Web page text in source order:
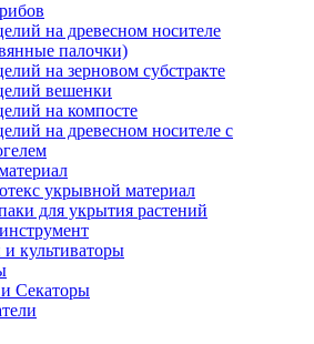
на древесном носителе
палочки)
на зерновом субстракте
вешенки
на компосте
на древесном носителе с
укрывной материал
для укрытия растений
культиваторы
Секаторы